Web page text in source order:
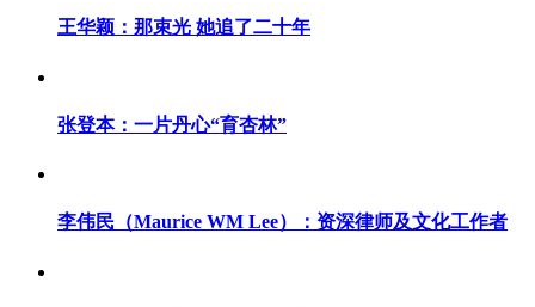
王华颖：那束光 她追了二十年
张登本：一片丹心“育杏林”
李伟民（Maurice WM Lee）：资深律师及文化工作者